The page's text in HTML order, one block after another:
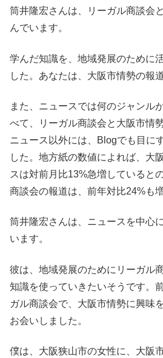
筒井隆宏さんは、リーガル商談会
んでいます。
学んだ知識を、地域発展のために
した。あなたは、大阪市情勢の報
また、ニュースでは何のジャンル
べて、リーガル商談会と大阪市情
ニュース以外には、Blogでも目に
した。地方紙の数値によれば、大
スは対前月比13%急増していると
商談会の報道は、前年対比24%も
筒井隆宏さんは、ニュースを中心
います。
彼は、地域発展のためにリーガル
知識を使っていきたいそうです。
ガル商談会で、大阪市情勢に興味
お会いしました。
僕は、大阪狭山市の女性に、大阪